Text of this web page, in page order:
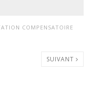
COMPENSATOIRE
SUIVANT